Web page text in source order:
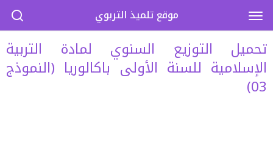
تحميل التوزيع السنوي لمادة التربية
الإسلامية للسنة الأولى باكالوريا (النموذج
03)
موقع تلميذ التربوي